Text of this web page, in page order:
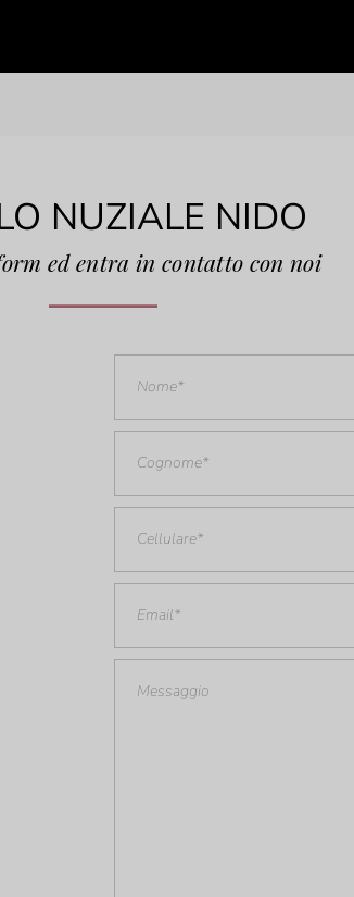
NUZIALE NIDO
ed entra in contatto con noi